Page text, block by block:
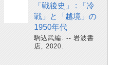
「戦後史」 : 「冷
戦」と「越境」の
1950年代
駒込武編. -- 岩波書
店, 2020.